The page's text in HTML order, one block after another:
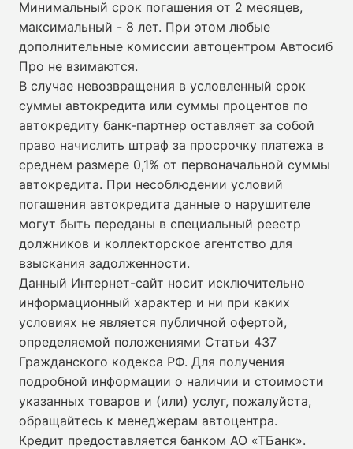
Минимальный срок погашения от 2 месяцев,
максимальный - 8 лет. При этом любые
дополнительные комиссии автоцентром Автосиб
Про не взимаются.
В случае невозвращения в условленный срок
суммы автокредита или суммы процентов по
автокредиту банк-партнер оставляет за собой
право начислить штраф за просрочку платежа в
среднем размере 0,1% от первоначальной суммы
автокредита. При несоблюдении условий
погашения автокредита данные о нарушителе
могут быть переданы в специальный реестр
должников и коллекторское агентство для
взыскания задолженности.
Данный Интернет-сайт носит исключительно
информационный характер и ни при каких
условиях не является публичной офертой,
определяемой положениями Статьи 437
Гражданского кодекса РФ. Для получения
подробной информации о наличии и стоимости
указанных товаров и (или) услуг, пожалуйста,
обращайтесь к менеджерам автоцентра.
Кредит предоставляется банком АО «ТБанк».